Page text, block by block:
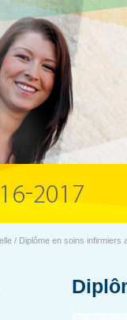
/ Diplôme en soins infirmiers